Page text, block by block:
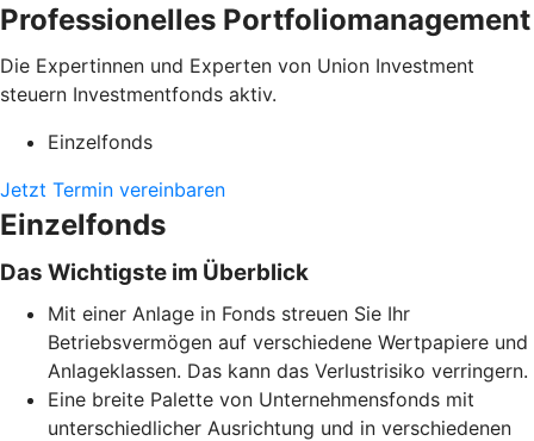
Professionelles Portfoliomanagement
Die Expertinnen und Experten von Union Investment
steuern Investmentfonds aktiv.
Einzelfonds
Jetzt Termin vereinbaren
Einzelfonds
Das Wichtigste im Überblick
Mit einer Anlage in Fonds streuen Sie Ihr
Betriebsvermögen auf verschiedene Wertpapiere und
Anlageklassen. Das kann das Verlustrisiko verringern.
Eine breite Palette von Unternehmensfonds mit
unterschiedlicher Ausrichtung und in verschiedenen